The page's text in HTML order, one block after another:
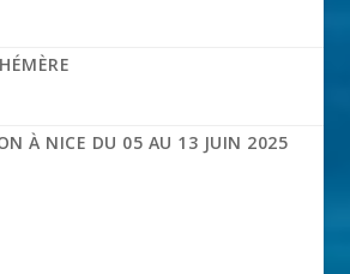
À NICE DU 05 AU 13 JUIN 2025